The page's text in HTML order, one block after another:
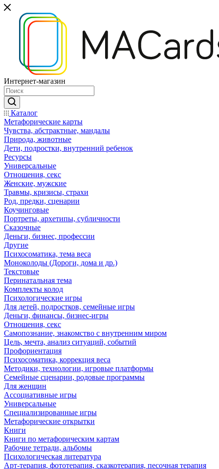
Интернет-магазин
Каталог
Mетафорические карты
Чувства, абстрактные, мандалы
Природа, животные
Дети, подростки, внутренний ребенок
Ресурсы
Универсальные
Отношения, секс
Женские, мужские
Травмы, кризисы, страхи
Род, предки, сценарии
Коучинговые
Портреты, архетипы, субличности
Сказочные
Деньги, бизнес, профессии
Другие
Психосоматика, тема веса
Моноколоды (Дороги, дома и др.)
Текстовые
Перинатальная тема
Комплекты колод
Психологические игры
Для детей, подростков, семейные игры
Деньги, финансы, бизнес-игры
Отношения, секс
Самопознание, знакомство с внутренним миром
Цель, мечта, анализ ситуаций, событий
Профориентация
Психосоматика, коррекция веса
Методики, технологии, игровые платформы
Семейные сценарии, родовые программы
Для женщин
Ассоциативные игры
Универсальные
Специализированные игры
Метафорические открытки
Книги
Книги по метафорическим картам
Рабочие тетради, альбомы
Психологическая литература
Арт-терапия, фототерапия, сказкотерапия, песочная терапия